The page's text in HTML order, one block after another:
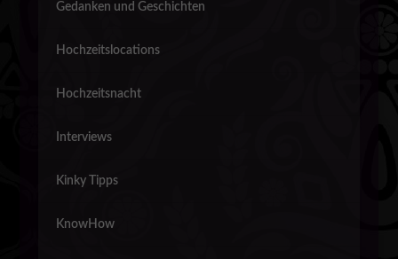
Gedanken und Geschichten
Hochzeitslocations
Hochzeitsnacht
Interviews
Kinky Tipps
KnowHow